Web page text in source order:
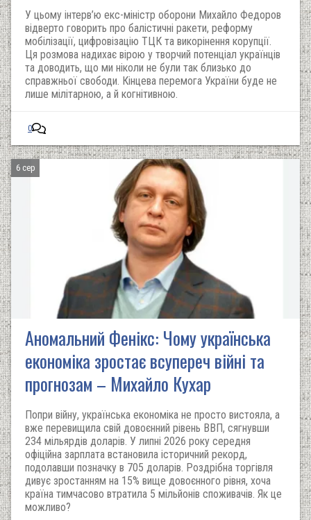
У цьому інтерв’ю екс-міністр оборони Михайло Федоров
відверто говорить про балістичні ракети, реформу
мобілізації, цифровізацію ТЦК та викорінення корупції.
Ця розмова надихає вірою у творчий потенціал українців
та доводить, що ми ніколи не були так близько до
справжньої свободи. Кінцева перемога України буде не
лише мілітарною, а й когнітивною.
0
6 сер
Аномальний Фенікс: Чому українська
економіка зростає всупереч війні та
прогнозам – Михайло Кухар
Попри війну, українська економіка не просто вистояла, а
вже перевищила свій довоєнний рівень ВВП, сягнувши
234 мільярдів доларів. У липні 2026 року середня
офіційна зарплата встановила історичний рекорд,
подолавши позначку в 705 доларів. Роздрібна торгівля
дивує зростанням на 15% вище довоєнного рівня, хоча
країна тимчасово втратила 5 мільйонів споживачів. Як це
можливо?